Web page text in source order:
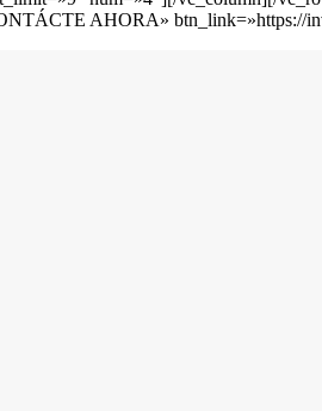
AHORA»